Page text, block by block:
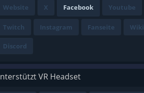
Website X Facebook Youtube
Twitch Instagram Fanseite Wiki
Discord
VR Headset